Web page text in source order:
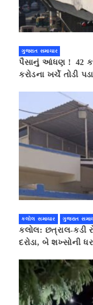
ગુજરાત સમાચાર
પૈસાનું આંધણ ! 42
કરોડના ખર્ચે તોડી
કલોલ સમાચાર ગુજરાત
કલોલ: છત્રાલ-કડી
દરોડા, બે શખ્સોની